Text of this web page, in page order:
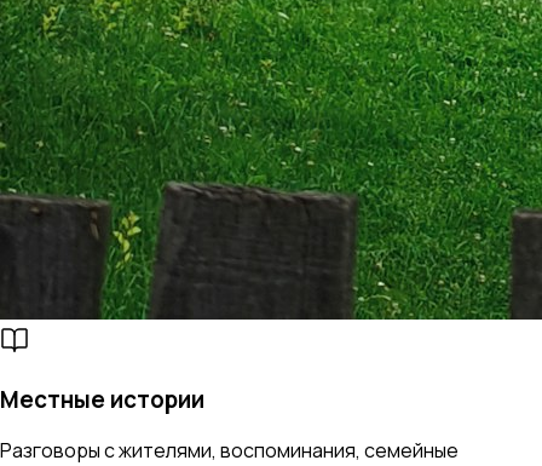
Местные истории
Разговоры с жителями, воспоминания, семейные